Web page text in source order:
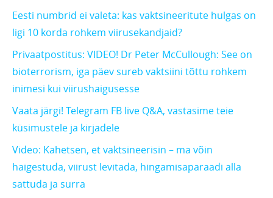
Eesti numbrid ei valeta: kas vaktsineeritute hulgas on
ligi 10 korda rohkem viirusekandjaid?
Privaatpostitus: VIDEO! Dr Peter McCullough: See on
bioterrorism, iga päev sureb vaktsiini tõttu rohkem
inimesi kui viirushaigusesse
Vaata järgi! Telegram FB live Q&A, vastasime teie
küsimustele ja kirjadele
Video: Kahetsen, et vaktsineerisin – ma võin
haigestuda, viirust levitada, hingamisaparaadi alla
sattuda ja surra